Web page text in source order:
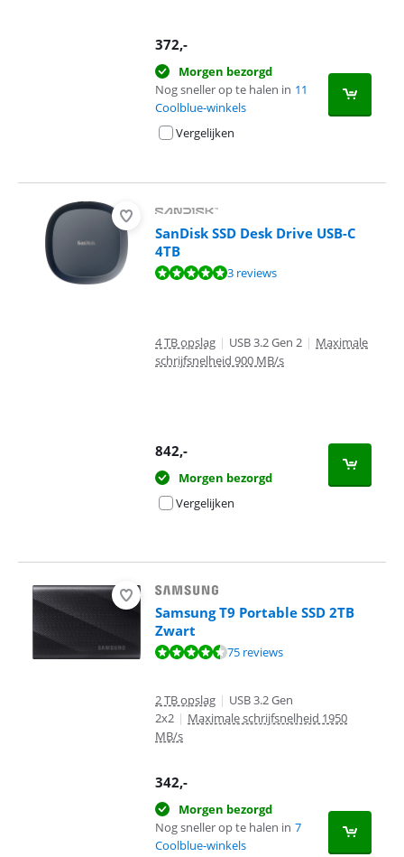
372,-
Morgen bezorgd
Nog sneller op te halen in 11
Coolblue-winkels
Vergelijken
SanDisk SSD Desk Drive USB-C
4TB
Beoordeling is 9,5 van de 10, gebaseerd op 3 reviews.
3 reviews
4 TB opslag | USB 3.2 Gen 2 | Maximale
schrijfsnelheid 900 MB/s
842,-
Morgen bezorgd
Vergelijken
Samsung T9 Portable SSD 2TB
Zwart
Beoordeling is 8,8 van de 10, gebaseerd op 75 reviews.
75 reviews
2 TB opslag | USB 3.2 Gen
2x2 | Maximale schrijfsnelheid 1950
MB/s
342,-
Morgen bezorgd
Nog sneller op te halen in 7
Coolblue-winkels